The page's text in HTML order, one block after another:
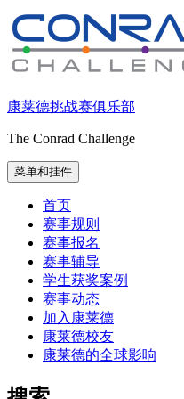
跳
至
内
容
康莱德挑战赛俱乐部
The Conrad Challenge
菜单和挂件
首页
赛事规则
赛事报名
赛事辅导
学生获奖案例
赛事动态
加入康莱德
康莱德校友
康莱德的全球影响